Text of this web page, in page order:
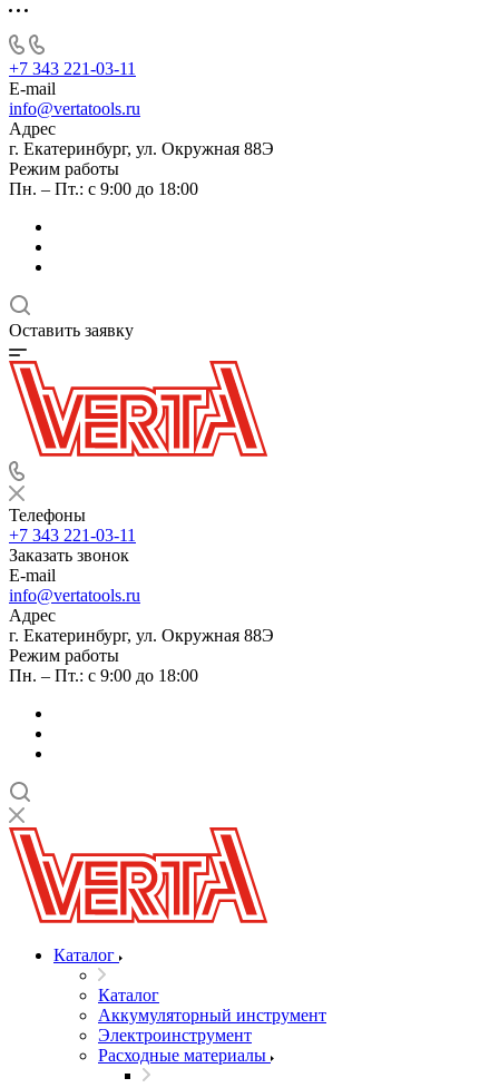
+7 343 221-03-11
E-mail
info@vertatools.ru
Адрес
г. Екатеринбург, ул. Окружная 88Э
Режим работы
Пн. – Пт.: с 9:00 до 18:00
Оставить заявку
Телефоны
+7 343 221-03-11
Заказать звонок
E-mail
info@vertatools.ru
Адрес
г. Екатеринбург, ул. Окружная 88Э
Режим работы
Пн. – Пт.: с 9:00 до 18:00
Каталог
Каталог
Аккумуляторный инструмент
Электроинструмент
Расходные материалы